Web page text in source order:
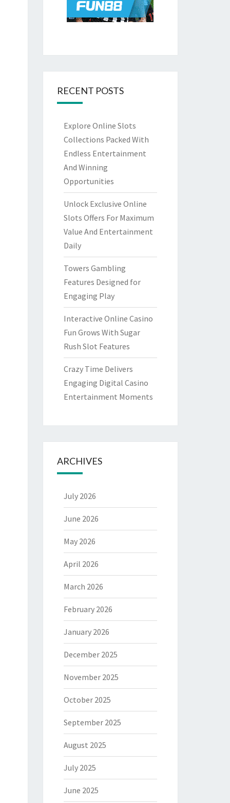
RECENT POSTS
Explore Online Slots
Collections Packed With
Endless Entertainment
And Winning
Opportunities
Unlock Exclusive Online
Slots Offers For Maximum
Value And Entertainment
Daily
Towers Gambling
Features Designed for
Engaging Play
Interactive Online Casino
Fun Grows With Sugar
Rush Slot Features
Crazy Time Delivers
Engaging Digital Casino
Entertainment Moments
ARCHIVES
July 2026
June 2026
May 2026
April 2026
March 2026
February 2026
January 2026
December 2025
November 2025
October 2025
September 2025
August 2025
July 2025
June 2025